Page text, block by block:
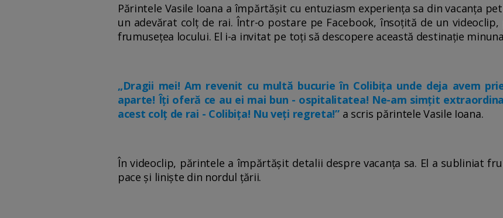
Părintele Vasile Ioana a împărtășit cu entuziasm experiența sa din vacanța
un adevărat colț de rai. Într-o postare pe Facebook, însoțită de un
frumusețea locului. El i-a invitat pe toți să descopere această destinație
„Dragii mei! Am revenit cu multă bucurie în Colibița unde deja avem
aparte! Îți oferă ce au ei mai bun - ospitalitatea! Ne-am simțit
acest colț de rai - Colibița! Nu veți regreta!”a scris părintele Vasile Ioana.
În videoclip, părintele a împărtășit detalii despre vacanța sa. El a subliniat
pace și liniște din nordul țării.